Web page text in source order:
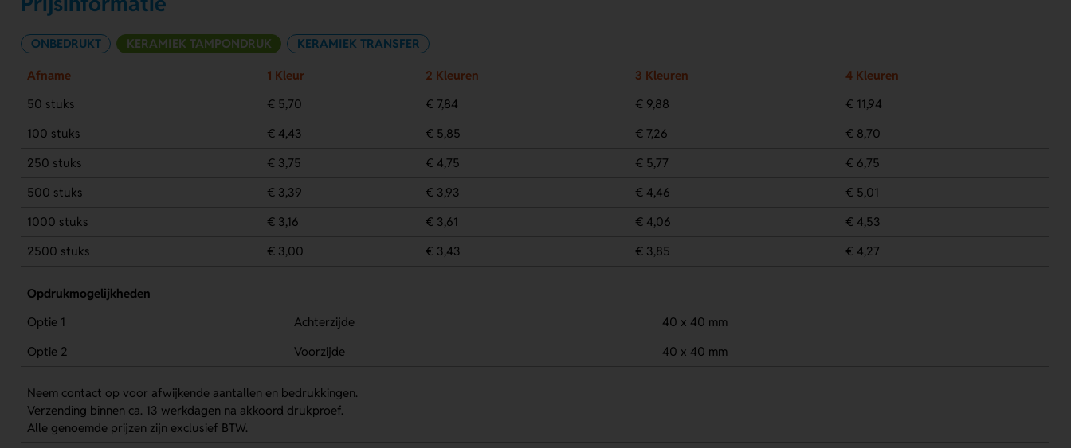
ONBEDRUKT KERAMIEK TAMPONDRUK KERAMIEK TRANSFER
Afname 1 Kleur 2 Kleuren 3 Kleuren
4 Kleuren
50 stuks
€ 5,70 € 7,84 € 9,88
€ 11,94
100 stuks
€ 4,43 € 5,85 € 7,26
€ 8,70
250 stuks
€ 3,75 € 4,75 € 5,77
€ 6,75
500 stuks
€ 3,39 € 3,93 € 4,46
€ 5,01
1000 stuks
€ 3,16 € 3,61 € 4,06
€ 4,53
2500 stuks
€ 3,00 € 3,43 € 3,85 € 4,27
Opdrukmogelijkheden
Optie 1
Achterzijde
40 x 40 mm
Optie 2
Voorzijde 40 x 40 mm
Neem contact op voor afwijkende aantallen en bedrukkingen.
Verzending binnen ca. 13 werkdagen na akkoord drukproef.
Alle genoemde prijzen zijn exclusief BTW.